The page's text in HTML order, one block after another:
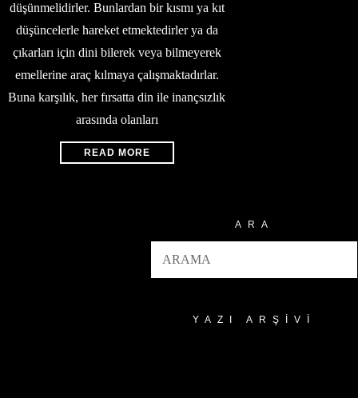
düşünmelidirler. Bunlardan bir kısmı ya kıt
düşüncelerle hareket etmektedirler ya da
çıkarları için dini bilerek veya bilmeyerek
emellerine araç kılmaya çalışmaktadırlar.
Buna karşılık, her fırsatta din ile inançsızlık
arasında olanları
READ MORE
ARA
YAZI ARŞIVI